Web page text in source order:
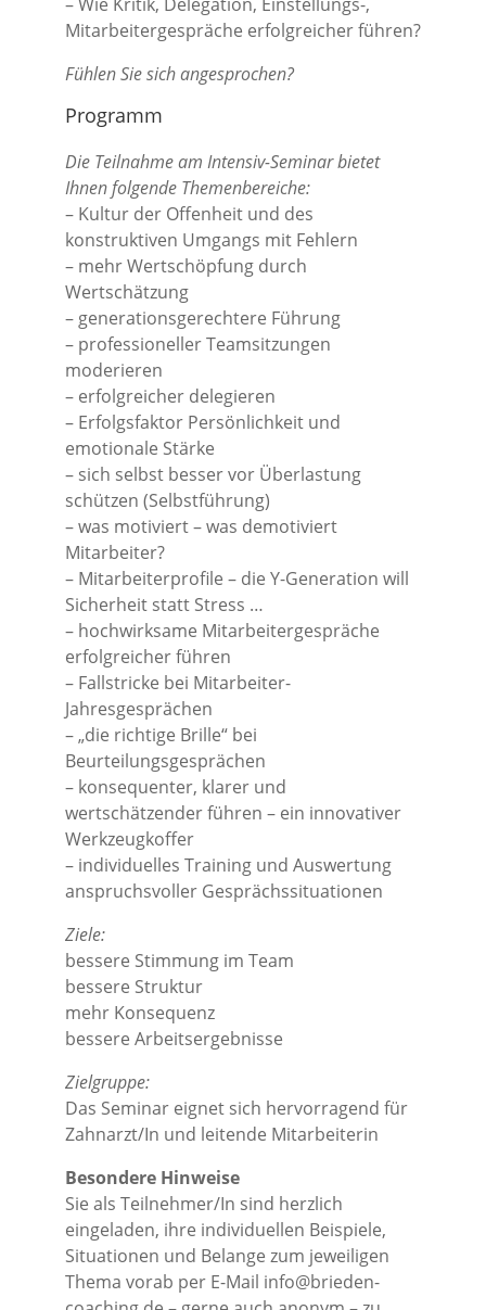
Mitarbeitergespräche erfolgreicher führen?
Fühlen Sie sich angesprochen?
Programm
Die Teilnahme am Intensiv-Seminar bietet
Ihnen folgende Themenbereiche:
– Kultur der Offenheit und des
konstruktiven Umgangs mit Fehlern
– mehr Wertschöpfung durch
Wertschätzung
– generationsgerechtere Führung
– professioneller Teamsitzungen
moderieren
– erfolgreicher delegieren
– Erfolgsfaktor Persönlichkeit und
emotionale Stärke
– sich selbst besser vor Überlastung
schützen (Selbstführung)
– was motiviert – was demotiviert
Mitarbeiter?
– Mitarbeiterprofile – die Y-Generation will
Sicherheit statt Stress …
– hochwirksame Mitarbeitergespräche
erfolgreicher führen
– Fallstricke bei Mitarbeiter-
Jahresgesprächen
– „die richtige Brille“ bei
Beurteilungsgesprächen
– konsequenter, klarer und
wertschätzender führen – ein innovativer
Werkzeugkoffer
– individuelles Training und Auswertung
anspruchsvoller Gesprächssituationen
Ziele:
bessere Stimmung im Team
bessere Struktur
mehr Konsequenz
bessere Arbeitsergebnisse
Zielgruppe:
Das Seminar eignet sich hervorragend für
Zahnarzt/In und leitende Mitarbeiterin
Besondere Hinweise
Sie als Teilnehmer/In sind herzlich
eingeladen, ihre individuellen Beispiele,
Situationen und Belange zum jeweiligen
Thema vorab per E-Mail info@brieden-